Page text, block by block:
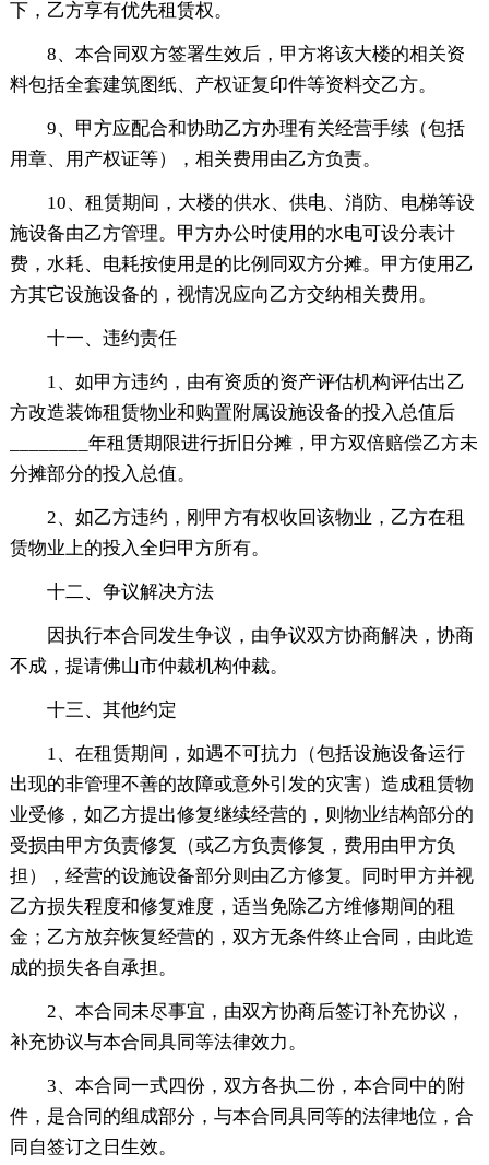
下，乙方享有优先租赁权。
8、本合同双方签署生效后，甲方将该大楼的相关资
料包括全套建筑图纸、产权证复印件等资料交乙方。
9、甲方应配合和协助乙方办理有关经营手续（包括
用章、用产权证等），相关费用由乙方负责。
10、租赁期间，大楼的供水、供电、消防、电梯等设
施设备由乙方管理。甲方办公时使用的水电可设分表计
费，水耗、电耗按使用是的比例同双方分摊。甲方使用乙
方其它设施设备的，视情况应向乙方交纳相关费用。
十一、违约责任
1、如甲方违约，由有资质的资产评估机构评估出乙
方改造装饰租赁物业和购置附属设施设备的投入总值后
________年租赁期限进行折旧分摊，甲方双倍赔偿乙方未
分摊部分的投入总值。
2、如乙方违约，刚甲方有权收回该物业，乙方在租
赁物业上的投入全归甲方所有。
十二、争议解决方法
因执行本合同发生争议，由争议双方协商解决，协商
不成，提请佛山市仲裁机构仲裁。
十三、其他约定
1、在租赁期间，如遇不可抗力（包括设施设备运行
出现的非管理不善的故障或意外引发的灾害）造成租赁物
业受修，如乙方提出修复继续经营的，则物业结构部分的
受损由甲方负责修复（或乙方负责修复，费用由甲方负
担），经营的设施设备部分则由乙方修复。同时甲方并视
乙方损失程度和修复难度，适当免除乙方维修期间的租
金；乙方放弃恢复经营的，双方无条件终止合同，由此造
成的损失各自承担。
2、本合同未尽事宜，由双方协商后签订补充协议，
补充协议与本合同具同等法律效力。
3、本合同一式四份，双方各执二份，本合同中的附
件，是合同的组成部分，与本合同具同等的法律地位，合
同自签订之日生效。